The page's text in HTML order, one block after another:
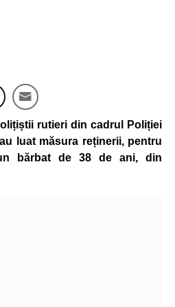
rutieri din cadrul Poliției
luat măsura reținerii, pentru
bărbat de 38 de ani, din